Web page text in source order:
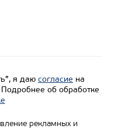
цену
я даю согласие на
об обработке
рекламных и